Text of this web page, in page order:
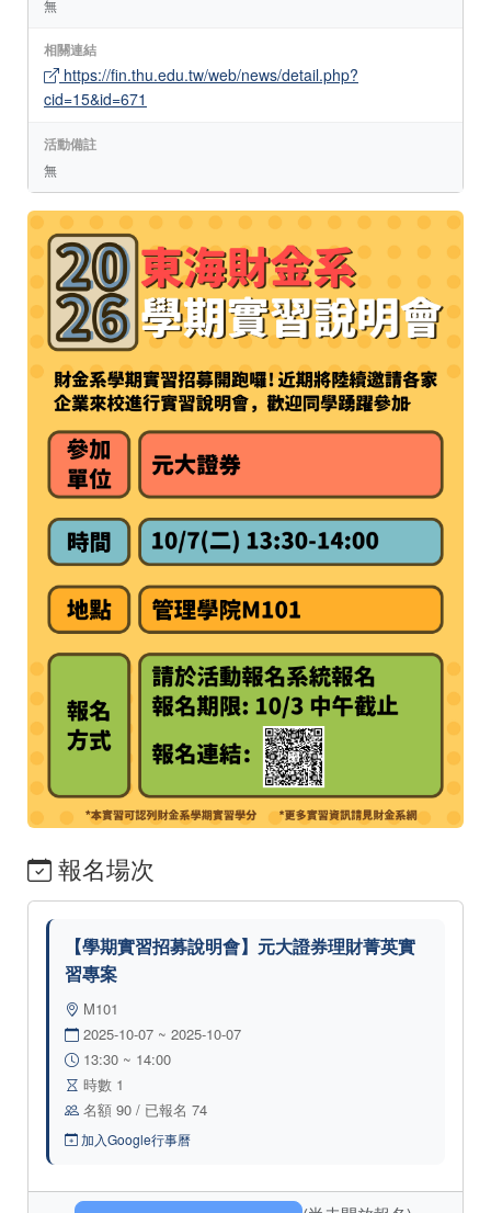
無
相關連結
https://fin.thu.edu.tw/web/news/detail.php?
cid=15&id=671
活動備註
無
報名場次
【學期實習招募說明會】元大證券理財菁英實
習專案
M101
2025-10-07 ~ 2025-10-07
13:30 ~ 14:00
時數 1
名額 90 / 已報名 74
加入Google行事曆